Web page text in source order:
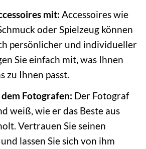
mit: Accessoires wie
oder Spielzeug können
persönlicher und individueller
Sie einfach mit, was Ihnen
zu Ihnen passt.
Fotografen: Der Fotograf
weiß, wie er das Beste aus
Vertrauen Sie seinen
lassen Sie sich von ihm